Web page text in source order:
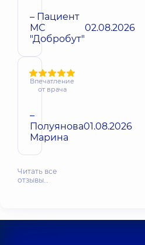
– Пациент
МС
"Добробут"
02.08.2026
Впечатление
от врача
–
Полуянова
Марина
01.08.2026
Читать все
отзывы…